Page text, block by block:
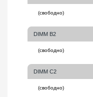
DIMM B2
DIMM C2